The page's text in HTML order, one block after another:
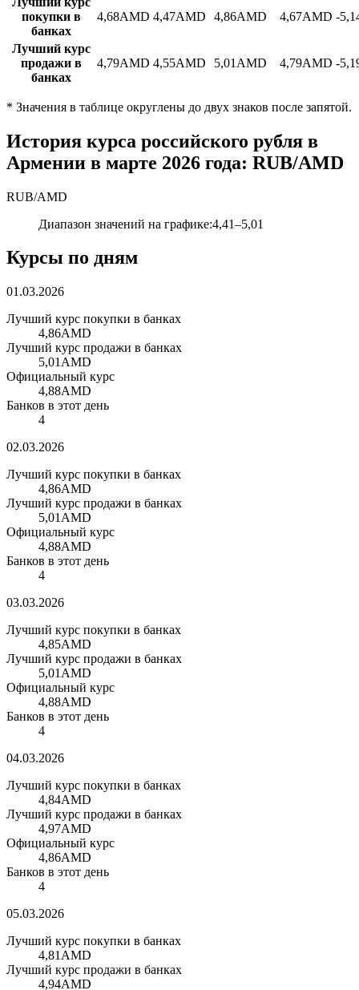
покупки в
банках
4,68AMD 4,47AMD 4,86AMD 4,67AMD -
Лучший курс
продажи в
банках
4,79AMD 4,55AMD 5,01 AMD 4,79AMD -
* Значения в таблице округлены до двух знаков после запятой.
История курса российского рубля в
Армении в марте 2026 года: RUB/AMD
RUB/AMD
Диапазон значений на графике:4,41–5,01
Курсы по дням
01.03.2026
Лучший курс покупки в банках
4,86AMD
Лучший курс продажи в банках
5,01 AMD
Официальный курс
4,88AMD
Банков в этот день
4
02.03.2026
Лучший курс покупки в банках
4,86AMD
Лучший курс продажи в банках
5,01 AMD
Официальный курс
4,88AMD
Банков в этот день
4
03.03.2026
Лучший курс покупки в банках
4,85AMD
Лучший курс продажи в банках
5,01 AMD
Официальный курс
4,88AMD
Банков в этот день
4
04.03.2026
Лучший курс покупки в банках
4,84AMD
Лучший курс продажи в банках
4,97AMD
Официальный курс
4,86AMD
Банков в этот день
4
05.03.2026
Лучший курс покупки в банках
4,81 AMD
Лучший курс продажи в банках
4,94AMD